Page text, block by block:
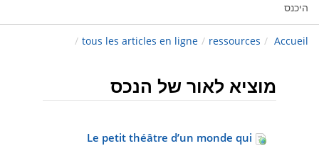
היכנס
Accueil
/
ressources
/
tous les articles en ligne
/
מוציא לאור של הנכס
Le petit théâtre d’un monde qui